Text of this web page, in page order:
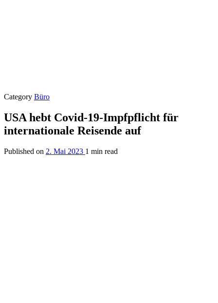
Category Büro
USA hebt Covid-19-Impfpflicht für
internationale Reisende auf
Published on 2. Mai 2023 1 min read